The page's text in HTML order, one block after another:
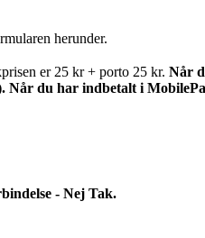
herunder.
er 25 kr + porto 25 kr. Når
du har indbetalt i
- Nej Tak.